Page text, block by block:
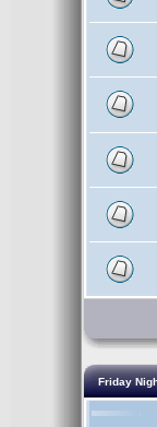
Friday